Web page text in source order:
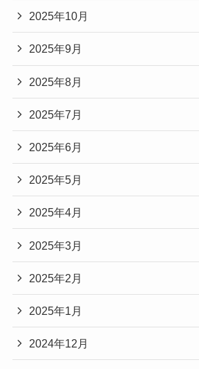
2025年10月
2025年9月
2025年8月
2025年7月
2025年6月
2025年5月
2025年4月
2025年3月
2025年2月
2025年1月
2024年12月